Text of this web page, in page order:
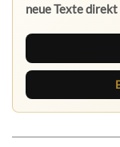
neue Texte